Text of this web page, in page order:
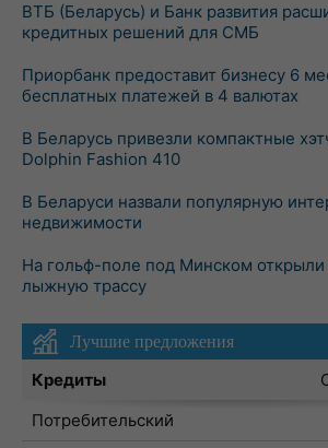
ВТБ (Беларусь) и Банк развития
кредитных решений для СМБ
Приорбанк предоставит бизнесу 6
бесплатных платежей в 4 валютах
В Беларусь привезли компактные
Dolphin Fashion 410
В Беларуси назвали популярную
недвижимости
На гольф-поле под Минском открыли
лыжную трассу
Лучшие предложения
Кредиты
Потребительский